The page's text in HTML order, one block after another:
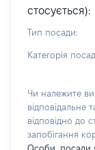
стосується):
Тип посади:
Категорія
Чи належите
відповідальне
відповідно до
запобігання
Особи, посади